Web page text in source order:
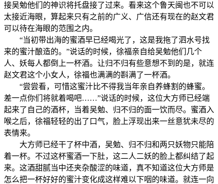
接吴勉他们的神识将托盘接了过来。看来这个鲁天闽也不可以
太接近海眼，算起来只有之前的广义、广信还有现在的赵文君
可以待在海眼的范围之内。
“当初带出海的蜜酒早已经喝光了，这是我拖了泗水号找
来的蜜汁酿造的。”说话的时候，徐福亲自给吴勉他们几个
人、妖每人都倒上一杯酒。让归不归有些意想不到的是，就连
赵文君这个小女人，徐福也满满的斟满了一杯酒。
“尝尝看，可惜这蜜汁比不得我当年亲自养蜂割的蜂蜜。
差一点你们将就着喝吧……”说话的时候，这位大方师已经端
起来了自己的酒杯，当着吴勉、归不归的面一饮而尽。蜜酒入
喉之后，徐福轻轻的出了口气，脸上浮现出来一丝意犹未尽的
表情来。
大方师已经干了杯中酒，吴勉、归不归和两只妖物只能陪
着一杯。不过这杯蜜酒一下肚，这二人二妖的脸上都纠结了起
来。这酒甜腻当中还夹杂酸涩的味道，真不知道这位大方师是
怎么把一杯好好的蜜汁变化成这样难以下咽的味道。就连一向